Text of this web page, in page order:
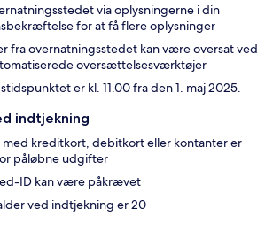
via oplysningerne i din
for at få flere oplysninger
fra overnatningsstedet kan være oversat ved
oversættelsesværktøjer
er kl. 11.00 fra den 1. maj 2025.
indtjekning
med kreditkort, debitkort eller kontanter er
påløbne udgifter
ID kan være påkrævet
ved indtjekning er 20